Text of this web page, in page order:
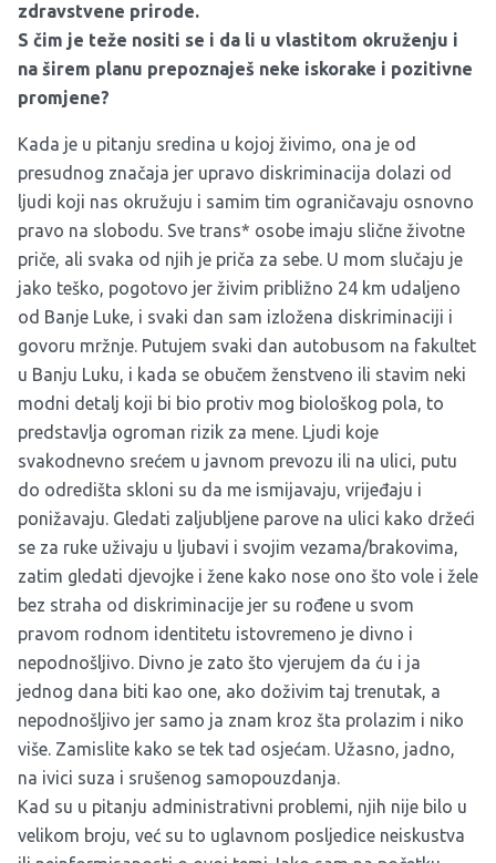
zdravstvene prirode.
S čim je teže nositi se i da li u vlastitom okruženju i
na širem planu prepoznaješ neke iskorake i pozitivne
promjene?
Kada je u pitanju sredina u kojoj živimo, ona je od
presudnog značaja jer upravo diskriminacija dolazi od
ljudi koji nas okružuju i samim tim ograničavaju osnovno
pravo na slobodu. Sve trans* osobe imaju slične životne
priče, ali svaka od njih je priča za sebe. U mom slučaju je
jako teško, pogotovo jer živim približno 24 km udaljeno
od Banje Luke, i svaki dan sam izložena diskriminaciji i
govoru mržnje. Putujem svaki dan autobusom na fakultet
u Banju Luku, i kada se obučem ženstveno ili stavim neki
modni detalj koji bi bio protiv mog biološkog pola, to
predstavlja ogroman rizik za mene. Ljudi koje
svakodnevno srećem u javnom prevozu ili na ulici, putu
do odredišta skloni su da me ismijavaju, vrijeđaju i
ponižavaju. Gledati zaljubljene parove na ulici kako držeći
se za ruke uživaju u ljubavi i svojim vezama/brakovima,
zatim gledati djevojke i žene kako nose ono što vole i žele
bez straha od diskriminacije jer su rođene u svom
pravom rodnom identitetu istovremeno je divno i
nepodnošljivo. Divno je zato što vjerujem da ću i ja
jednog dana biti kao one, ako doživim taj trenutak, a
nepodnošljivo jer samo ja znam kroz šta prolazim i niko
više. Zamislite kako se tek tad osjećam. Užasno, jadno,
na ivici suza i srušenog samopouzdanja.
Kad su u pitanju administrativni problemi, njih nije bilo u
velikom broju, već su to uglavnom posljedice neiskustva